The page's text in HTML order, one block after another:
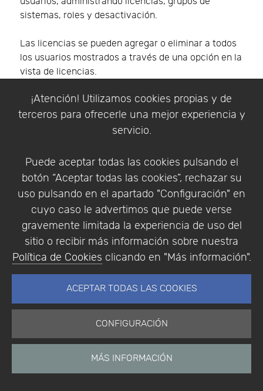
¡Atención! Utilizamos cookies propias y de
terceros para ofrecerle una mejor experiencia y
servicio.
Puede aceptar todas las cookies pulsando el
botón “Aceptar todas las cookies”, rechazar su
uso pulsando en el apartado "Configuración" en
cuyo caso le advertimos que puede verse
gravemente limitada la experiencia de uso del
sitio o recibir más información sobre nuestra
Política de Cookies clicando en "Más información".
ACEPTAR TODAS LAS COOKIES
CONFIGURACIÓN
MÁS INFORMACIÓN
sistemas, roles y desactivación.
Las licencias se pueden agregar o eliminar a todos
los usuarios mostrados a través de una opción en la
vista de licencias.
También se pueden seleccionar usuarios y realizar
cambios en los usuarios seleccionados, ya sea la
masivos para agregar, eliminar o actualizar las